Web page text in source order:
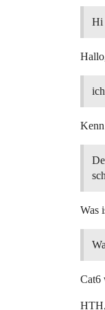
Hi
Was
Cat6
HTH,